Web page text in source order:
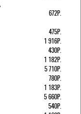
672Р.
475Р.
1 916Р.
430Р.
1 182Р.
5 710Р.
780Р.
1 183Р.
5 660Р.
540Р.